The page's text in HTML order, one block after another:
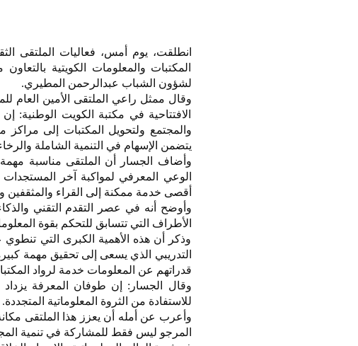
انطلقت، يوم أمس، فعاليات الملتقى
المكتبات والمعلومات الكويتية
لشؤون الشباب عبدالرحمن المطيري.
وقال ممثل راعي الملتقى الأمين العام
الافتتاحية في مكتبة الكويت الوطنية:
والمجتمع ولتحويل المكتبات إلى مراكز
يتضمن الإسهام في التنمية الشاملة
وأضاف الجسار أن الملتقى مناسبة مهمة
الوعي المعرفي لمواكبة آخر المستجدات
أقصى خدمة ممكنة إلى القراء والمثقفين
وأوضح أنه في عصر التقدم التقني
الأطراف التي تتسابق للتحكم بقوة
وذكر أن هذه الأهمية الكبرى التي تنطوي
التدريبي الذي يسعى إلى تحقيق مهمة
قدراتهم عن المعلومات خدمة لرواد
وقال الجسار: إن طوفان المعرفة
للاستفادة من الثروة المعلوماتية المتجددة.
وأعرب عن أمله أن يعزز هذا الملتقى
المرجو ليس فقط للمشاركة في تنمية